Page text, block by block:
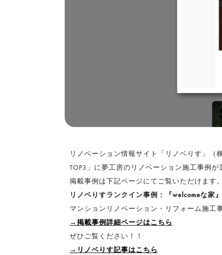
リノベーション情報サイト「リノベりす」（
TOP3」に夢工房のリノベーション施工事例が
掲載事例は下記ページにてご覧いただけます。
リノベりすランクイン事例：『welcomeな家』
マンションリノベーション・リフォーム施
→掲載事例詳細ページはこちら
ぜひご覧ください！！
→リノベりす記事はこちら